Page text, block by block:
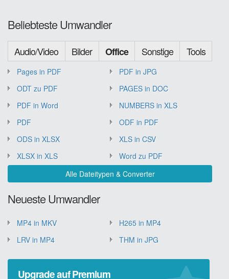
Beliebteste Umwandler
Audio/Video Bilder Office Sonstige Tools
Pages in PDF
PDF in JPG
ODT zu PDF
PAGES in DOC
PDF in Word
NUMBERS in XLS
PDF
ODF in PDF
ODS in XLSX
XLS in CSV
XLSX in XLS
Word zu PDF
Alle Dateitypen & Converter
Neueste Umwandler
MP4 in MKV
H265 in MP4
LRV in MP4
THM in JPG
Upgrade auf Premium